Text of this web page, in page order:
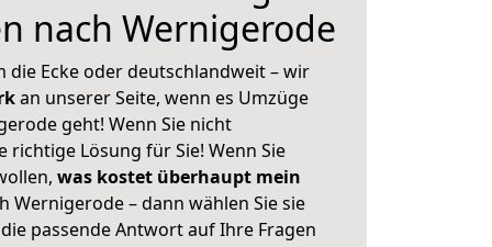
nach Wernigerode
die Ecke oder deutschlandweit – wir
an unserer Seite, wenn es Umzüge
geht! Wenn Sie nicht
richtige Lösung für Sie! Wenn Sie
was kostet überhaupt mein
Wernigerode – dann wählen Sie sie
passende Antwort auf Ihre Fragen